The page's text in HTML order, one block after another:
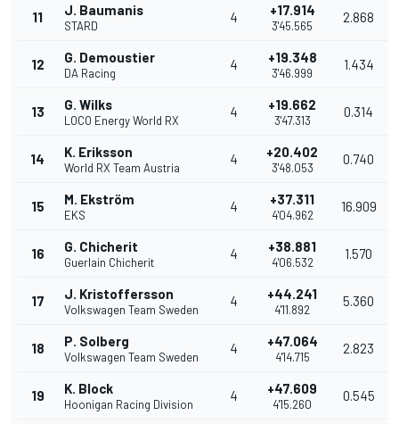
11 J. Baumanis
STARD
4 +17.914
3'45.565
2.868
12 G. Demoustier
DA Racing
4 +19.348
3'46.999
1.434
13 G. Wilks
LOCO Energy World RX
4 +19.662
3'47.313
0.314
14 K. Eriksson
World RX Team Austria
4 +20.402
3'48.053
0.740
15 M. Ekström
EKS
4 +37.311
4'04.962
16.909
16 G. Chicherit
Guerlain Chicherit
4 +38.881
4'06.532
1.570
17 J. Kristoffersson
Volkswagen Team Sweden
4 +44.241
4'11.892
5.360
18 P. Solberg
Volkswagen Team Sweden
4 +47.064
4'14.715
2.823
19 K. Block
Hoonigan Racing Division
4 +47.609
4'15.260
0.545